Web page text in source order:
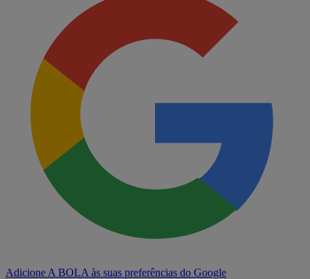
Adicione A BOLA às suas preferências do Google